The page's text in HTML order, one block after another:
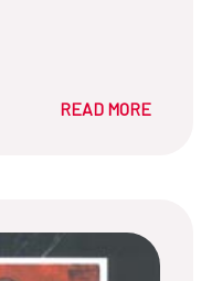
READ MORE